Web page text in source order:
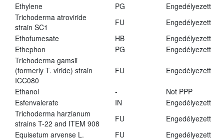
Ethylene
PG
Engedélyezett
Trichoderma atroviride
strain SC1
FU
Engedélyezett
Ethofumesate
HB
Engedélyezett
Ethephon
PG
Engedélyezett
Trichoderma gamsii
(formerly T. viride) strain
ICC080
FU Engedélyezett
Ethanol -
Not PPP
Esfenvalerate
IN
Engedélyezett
Trichoderma harzianum
strains T-22 and ITEM 908
FU
Engedélyezett
Equisetum arvense L.
FU
Engedélyezett